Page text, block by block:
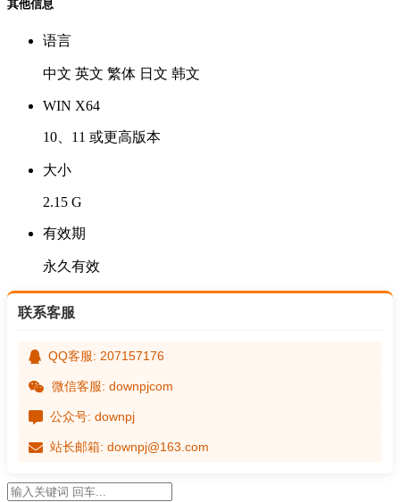
其他信息
语言
中文 英文 繁体 日文 韩文
WIN X64
10、11 或更高版本
大小
2.15 G
有效期
永久有效
联系客服
QQ客服: 207157176
微信客服: downpjcom
公众号: downpj
站长邮箱: downpj@163.com